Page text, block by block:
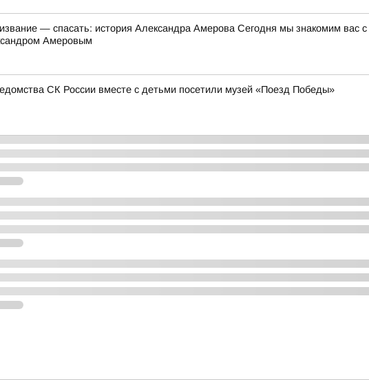
— спасать: история Александра Амерова Сегодня мы знакомим вас
Амеровым
СК России вместе с детьми посетили музей «Поезд Победы»